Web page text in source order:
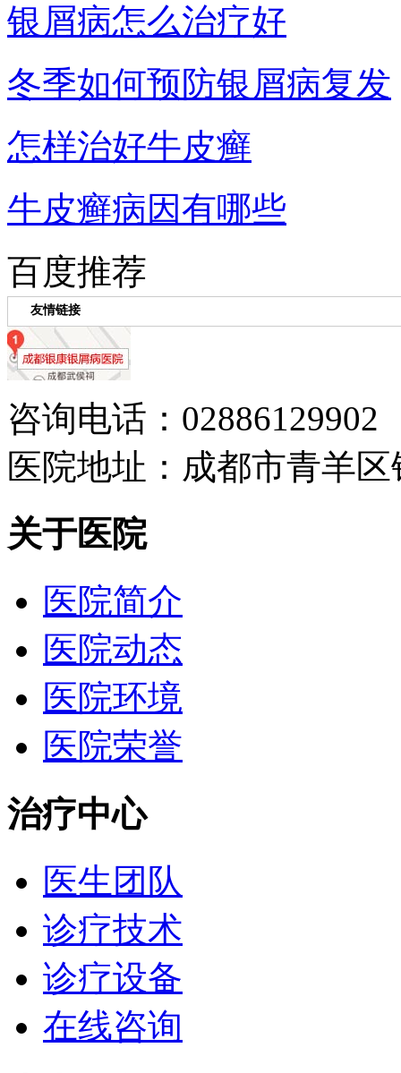
银屑病怎么治疗好
冬季如何预防银屑病复发
怎样治好牛皮癣
牛皮癣病因有哪些
百度推荐
友情链接
咨询电话：02886129902
医院地址：成都市青羊
关于医院
医院简介
医院动态
医院环境
医院荣誉
治疗中心
医生团队
诊疗技术
诊疗设备
在线咨询